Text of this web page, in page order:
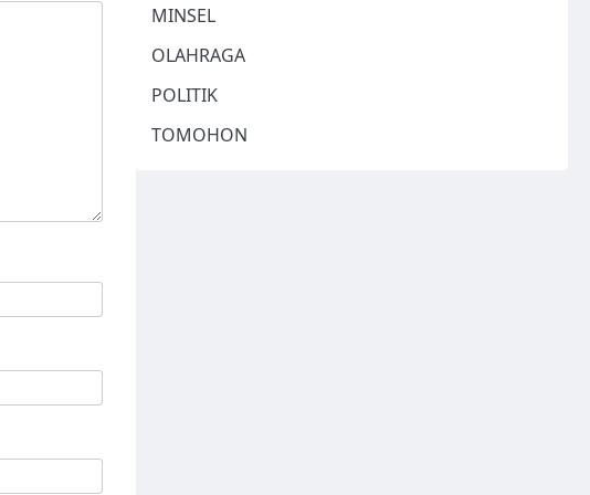
MINSEL
OLAHRAGA
POLITIK
TOMOHON